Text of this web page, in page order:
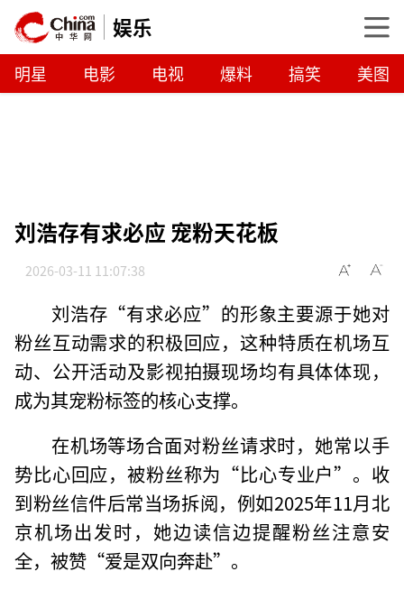
娱乐
明星 电影 电视 爆料 搞笑 美图
刘浩存有求必应 宠粉天花板
2026-03-11 11:07:38
刘浩存“有求必应”的形象主要源于她对
粉丝互动需求的积极回应，这种特质在机场互
动、公开活动及影视拍摄现场均有具体体现，
成为其宠粉标签的核心支撑。
在机场等场合面对粉丝请求时，她常以手
势比心回应，被粉丝称为“比心专业户”。收
到粉丝信件后常当场拆阅，例如2025年11月北
京机场出发时，她边读信边提醒粉丝注意安
全，被赞“爱是双向奔赴”。